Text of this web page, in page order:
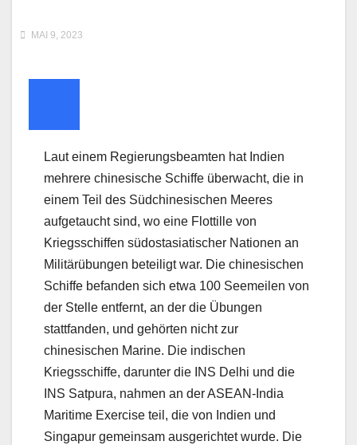
MAI 9, 2023
Laut einem Regierungsbeamten hat Indien
mehrere chinesische Schiffe überwacht, die in
einem Teil des Südchinesischen Meeres
aufgetaucht sind, wo eine Flottille von
Kriegsschiffen südostasiatischer Nationen an
Militärübungen beteiligt war. Die chinesischen
Schiffe befanden sich etwa 100 Seemeilen von
der Stelle entfernt, an der die Übungen
stattfanden, und gehörten nicht zur
chinesischen Marine. Die indischen
Kriegsschiffe, darunter die INS Delhi und die
INS Satpura, nahmen an der ASEAN-India
Maritime Exercise teil, die von Indien und
Singapur gemeinsam ausgerichtet wurde. Die